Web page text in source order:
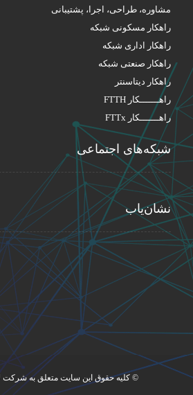
مشاوره، طراحی، اجرا، پشتیبانی
راهکار مسکونی شبکه
راهکار اداری شبکه
راهکار صنعتی شبکه
راهکار دیتاسنتر
راهـــــــکار FTTH
راهـــــــکار FTTx
شبکه‌های اجتماعی
نشان‌یاب
© کلیه حقوق این سایت متعلق به شرکت